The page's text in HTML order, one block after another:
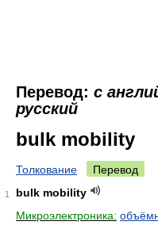
Перевод: с
русский
bulk mobility
Толкование Перевод
1
bulk mobility
Микроэлектроника: